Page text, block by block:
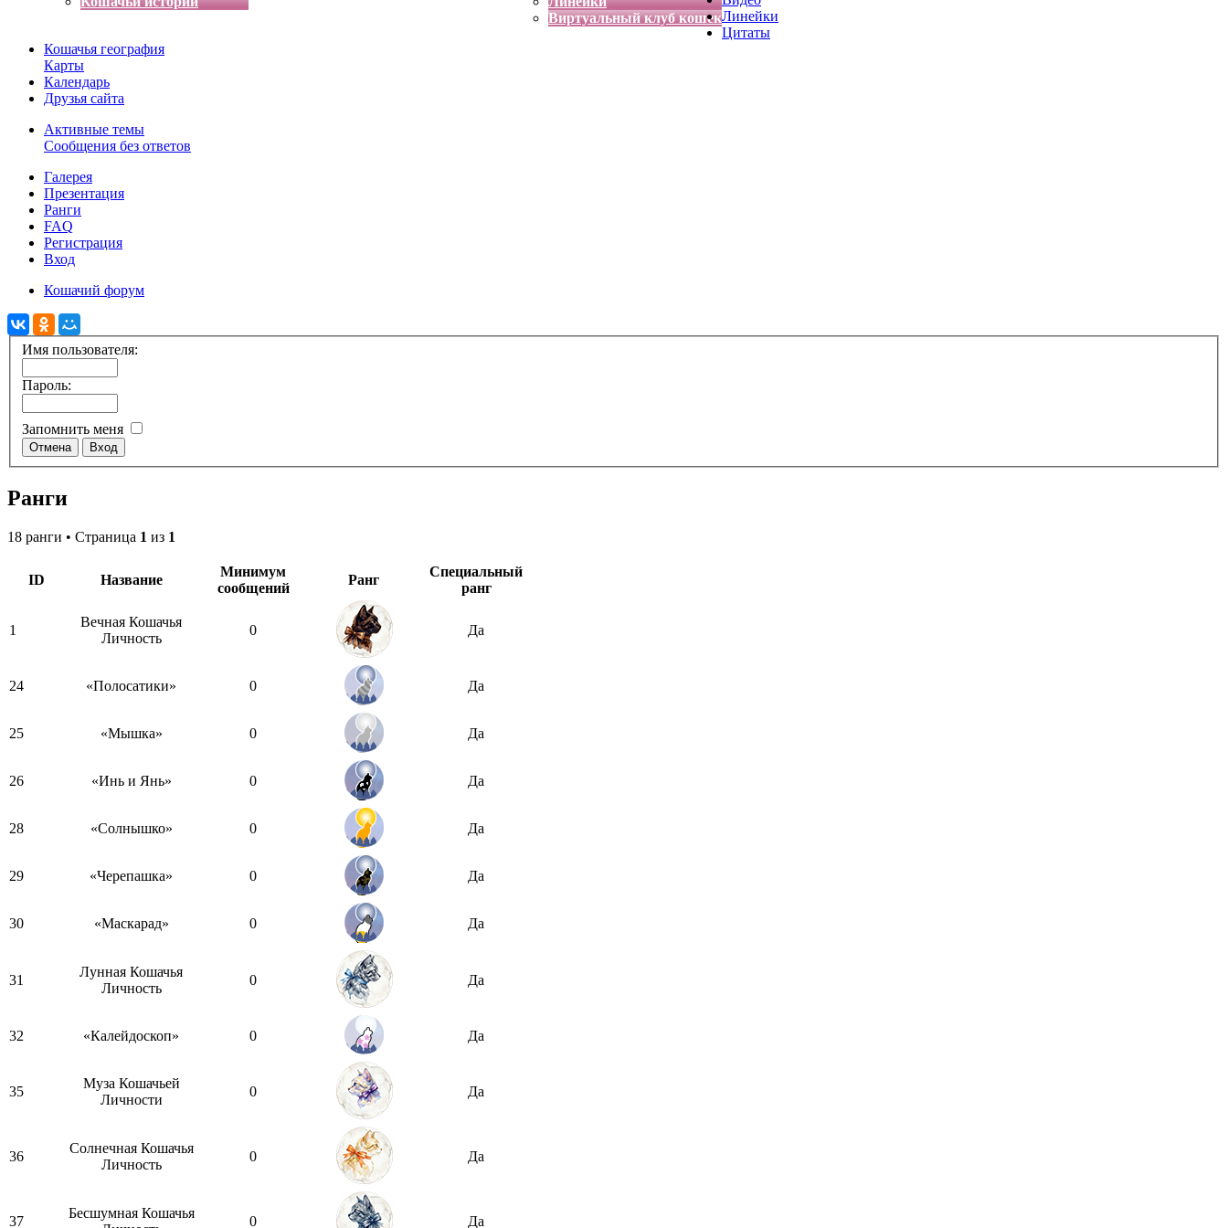
Виртуальный клуб кошекЛинейки
Цитаты
Кошачья география
Карты
Календарь
Друзья сайта
Активные темы
Сообщения без ответов
Галерея
Презентация
Ранги
FAQ
Регистрация
Вход
Кошачий форум
Имя пользователя:
Пароль:
Запомнить меня
Ранги
18 ранги • Страница 1 из 1
ID Название
Минимум
сообщений
Ранг
Специальный
ранг
1
Вечная Кошачья
Личность
0 Да
24 «Полосатики» 0 Да
25 «Мышка» 0 Да
26 «Инь и Янь» 0 Да
28 «Солнышко» 0 Да
29 «Черепашка» 0 Да
30 «Маскарад» 0 Да
31
Лунная Кошачья
Личность
0 Да
32 «Калейдоскоп» 0 Да
35
Муза Кошачьей
Личности
0 Да
36
Солнечная Кошачья
Личность
0 Да
37
Бесшумная Кошачья
0 Да